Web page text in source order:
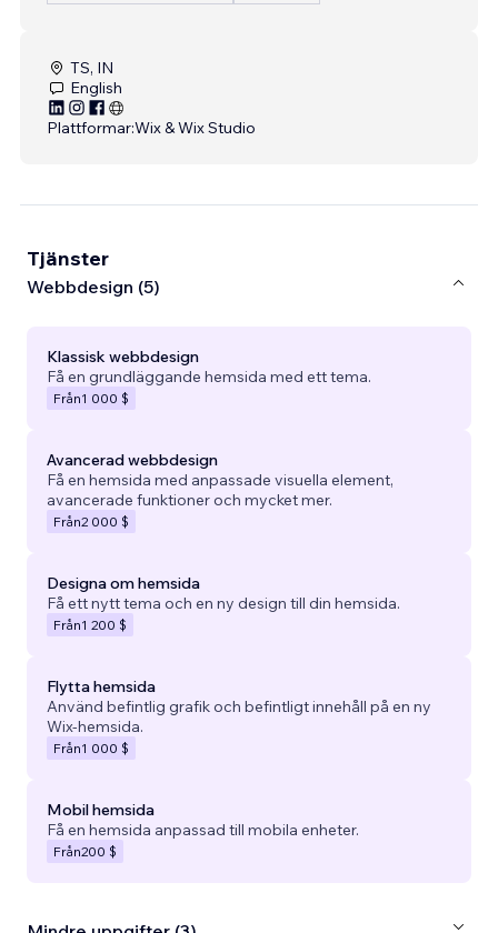
TS, IN
English
Plattformar:Wix & Wix Studio
Tjänster
Webbdesign (5)
Klassisk webbdesign
Få en grundläggande hemsida med ett tema.
Från1 000 $
Avancerad webbdesign
Få en hemsida med anpassade visuella element,
avancerade funktioner och mycket mer.
Från2 000 $
Designa om hemsida
Få ett nytt tema och en ny design till din hemsida.
Från1 200 $
Flytta hemsida
Använd befintlig grafik och befintligt innehåll på en ny
Wix-hemsida.
Från1 000 $
Mobil hemsida
Få en hemsida anpassad till mobila enheter.
Från200 $